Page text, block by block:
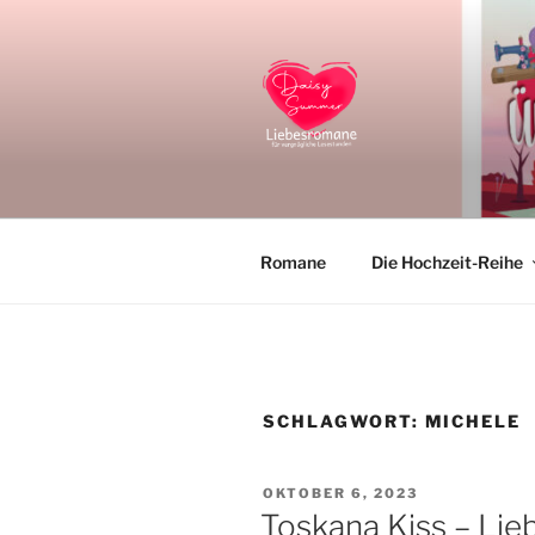
DAISY
Liebesromane und
Romane Die Hochzeit-Reihe
SCHLAGWORT: MICHELE
VERÖFFENTLICHT
AM
OKTOBER 6, 2023
Toskana Kiss –